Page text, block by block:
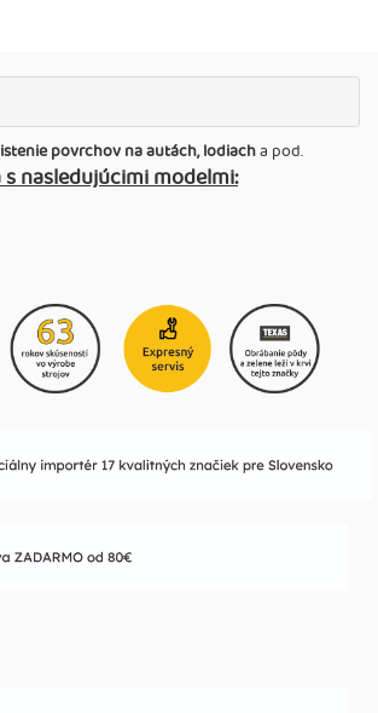
povrchov na autách, lodiacha pod.
nasledujúcimi modelmi: